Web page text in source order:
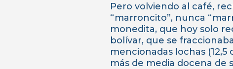
Pero volviendo al café,
“marroncito”, nunca
monedita, que hoy solo
bolívar, que se
mencionadas lochas
más de media docena de